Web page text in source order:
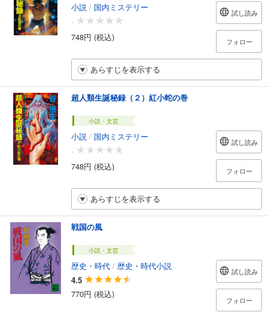
小説 / 国内ミステリー
-
748円 (税込)
試し読み
フォロー
あらすじを表示する
超人類生誕秘録（２）紅小蛇の巻
小説・文芸
小説 / 国内ミステリー
-
748円 (税込)
試し読み
フォロー
あらすじを表示する
戦国の風
小説・文芸
歴史・時代 / 歴史・時代小説
4.5
770円 (税込)
試し読み
フォロー